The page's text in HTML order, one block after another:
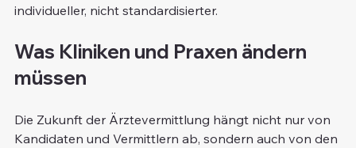
individueller, nicht standardisierter.
Was Kliniken und Praxen ändern
müssen
Die Zukunft der Ärztevermittlung hängt nicht nur von
Kandidaten und Vermittlern ab, sondern auch von den